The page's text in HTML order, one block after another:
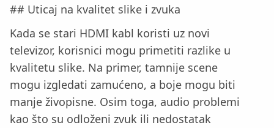
## Uticaj na kvalitet slike i zvuka
Kada se stari HDMI kabl koristi uz novi
televizor, korisnici mogu primetiti razlike u
kvalitetu slike. Na primer, tamnije scene
mogu izgledati zamućeno, a boje mogu biti
manje živopisne. Osim toga, audio problemi
kao što su odloženi zvuk ili nedostatak